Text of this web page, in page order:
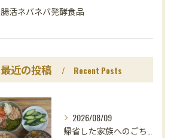
腸活ネバネバ発酵食品
最近の投稿 Recent Posts
2026/08/09
帰省した家族へのごちそうは、